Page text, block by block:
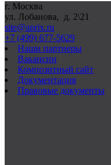
г. Москва
ул. Лобанова, д. 2\21
site@aprix.ru
+7 (499) 677-5629
Наши партнеры
Вакансии
Композитный сайт
Документация
Правовые документы